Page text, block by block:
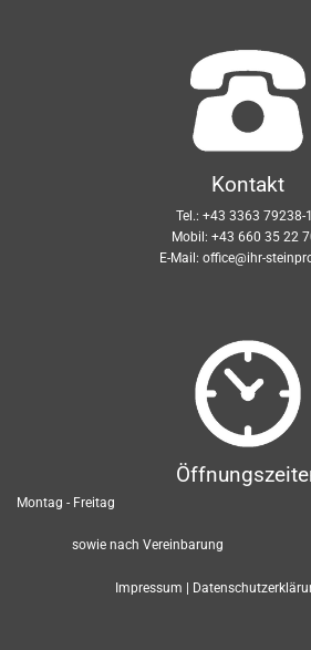
Kontakt
Tel.: +43 3363 79238-
Mobil: +43 660 35 22
E-Mail: office@ihr-
Montag - Freitag
sowie nach Vereinbarung
Impressum |